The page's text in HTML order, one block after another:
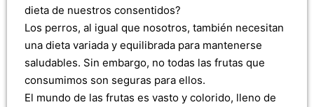
dieta de nuestros consentidos?
Los perros, al igual que nosotros, también necesitan
una dieta variada y equilibrada para mantenerse
saludables. Sin embargo, no todas las frutas que
consumimos son seguras para ellos.
El mundo de las frutas es vasto y colorido, lleno de